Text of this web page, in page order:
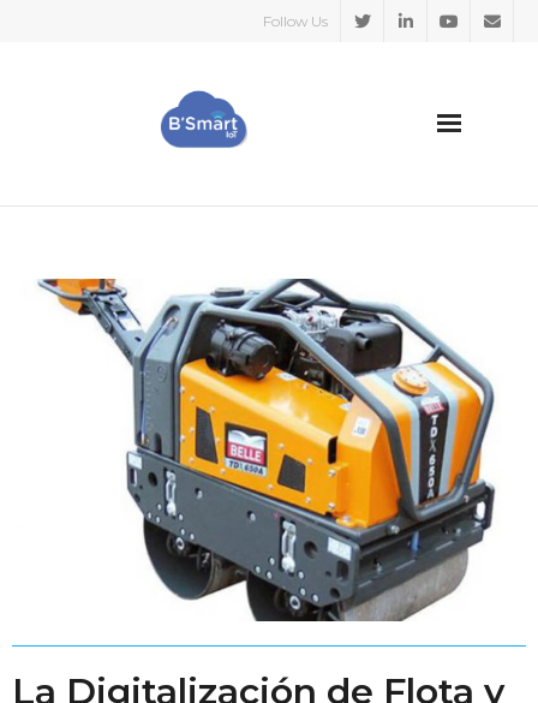
Follow Us
SECTORES
CASOS DE EXITO
SOBRE NOSOTROS
Español
La Digitalización de Flota y